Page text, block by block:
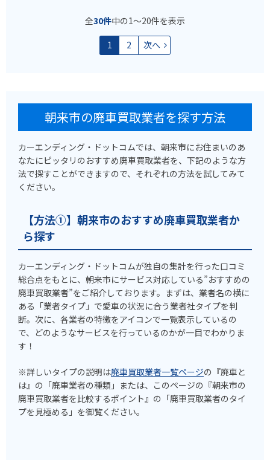
全30件中の1〜20件を表示
1
2 次へ
朝来市の廃車買取業者を探す方法
カーエンディング・ドットコムでは、朝来市にお住まいのあ
なたにピッタリのおすすめ廃車買取業者を、下記のような方
法で探すことができますので、それぞれの方法を試してみて
ください。
【方法①】朝来市のおすすめ廃車買取業者か
ら探す
カーエンディング・ドットコムが独自の集計を行った口コミ
総合点をもとに、朝来市にサービス対応している”おすすめの
廃車買取業者”をご紹介しております。まずは、業者名の横に
ある「業者タイプ」で愛車の状況に合う業者社タイプを判
断。次に、各業者の特徴をアイコンで一覧表示しているの
で、どのようなサービスを行っているのかが一目でわかりま
す！
※詳しいタイプの説明は廃車買取業者一覧ページの『廃車と
は』の「廃車業者の種類」または、このページの『朝来市の
廃車買取業者を比較するポイント』の「廃車買取業者のタイ
プを見極める」を御覧ください。